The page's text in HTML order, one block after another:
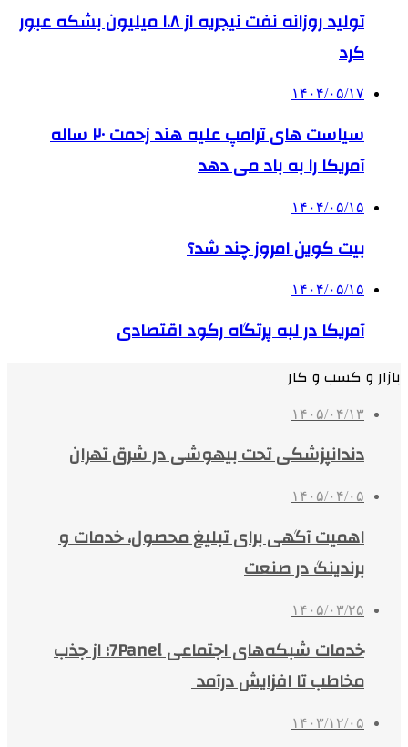
تولید روزانه نفت نیجریه از ۱.۸ میلیون بشکه عبور
کرد
۱۴۰۴/۰۵/۱۷
سیاست های ترامپ علیه هند زحمت ۲۰ ساله
آمریکا را به باد می دهد
۱۴۰۴/۰۵/۱۵
بیت کوین امروز چند شد؟
۱۴۰۴/۰۵/۱۵
آمریکا در لبه پرتگاه رکود اقتصادی
بازار و کسب و کار
۱۴۰۵/۰۴/۱۳
دندانپزشکی تحت بیهوشی در شرق تهران
۱۴۰۵/۰۴/۰۵
اهمیت آگهی برای تبلیغ محصول، خدمات و
برندینگ در صنعت
۱۴۰۵/۰۳/۲۵
خدمات شبکه‌های اجتماعی 7Panel؛ از جذب
مخاطب تا افزایش درآمد
۱۴۰۳/۱۲/۰۵